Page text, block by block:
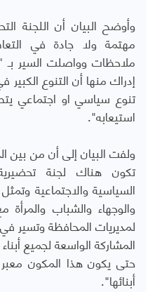
وأوضح البيان أن اللجنة
مهتمة ولا جادة في
ملاحظات وواصلت السير بـ
إدراك منها أن التنوع
تنوع سياسي او اجتماعي
استيعابه".
ولفت البيان إلى أن من بين
تكون هناك لجنة
السياسية والاجتماعية
والوجهاء والشباب والمرأة
لمديريات المحافظة وتسير
المشاركة الواسعة لجميع
حتى يكون هذا المكون
أبنائها".